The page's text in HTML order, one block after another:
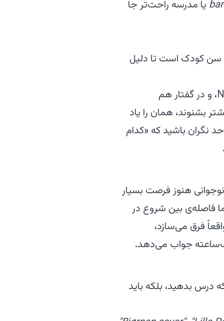
یا مدرسه راحت‌تر جا
سن کودک است تا دلیل
یک نکته هم درباره‌ی گویش‌ها: نروژی دو شکل نوشتاری دارد، یعنی Bokmål و Nynorsk، و در گفتار هم
بشنوند، همان را یاد
نگران باشید که «کدام
هنوز فرصت بسیار
فاصله‌ی بین شروع در
درس بدهید، بلکه باید